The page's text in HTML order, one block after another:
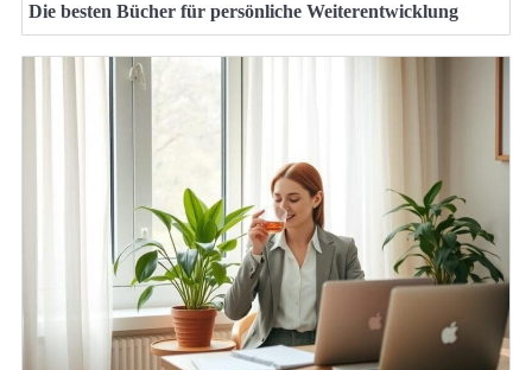
Die besten Bücher für persönliche Weiterentwicklung